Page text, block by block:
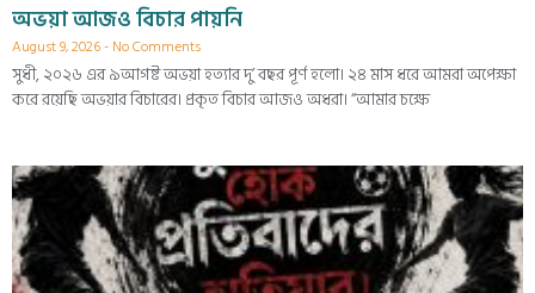
অভয়া আজও বিচার পায়নি
August 9, 2026 No Comments
সুধী, ২০২৬ এর ৯আগষ্ট অভয়া হত্যার দু’ বছর পূর্ণ হলো। ২৪ মাস ধরে আমরা অপেক্ষা
করে রয়েছি অভয়ার বিচারের। প্রকৃত বিচার আজও অধরা। “আমার চক্ষে